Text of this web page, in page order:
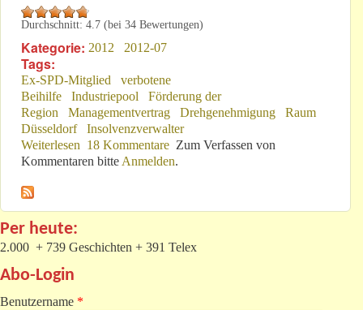
Durchschnitt: 4.7 (bei 34 Bewertungen)
Kategorie: 2012 2012-07
Tags:
Ex-SPD-Mitglied
verbotene
Beihilfe
Industriepool
Förderung der
Region
Managementvertrag Drehgenehmigung
Raum
Düsseldorf
Insolvenzverwalter
Weiterlesen über Ich denke oft an Kurt Beck
18 Kommentare Zum Verfassen von
Kommentaren bitte Anmelden.
Per heute:
2.000 + 739 Geschichten + 391 Telex
Abo-Login
Benutzername *